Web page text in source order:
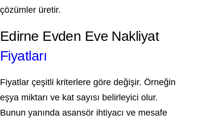
çözümler üretir.
Edirne Evden Eve Nakliyat
Fiyatları
Fiyatlar çeşitli kriterlere göre değişir. Örneğin
eşya miktarı ve kat sayısı belirleyici olur.
Bunun yanında asansör ihtiyacı ve mesafe